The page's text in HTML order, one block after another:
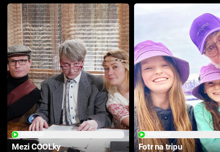
Mezi COOLky Fotr na tripu